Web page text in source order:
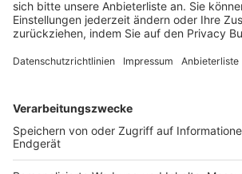
FOLGE DEM BFV
TOP-VEREINE